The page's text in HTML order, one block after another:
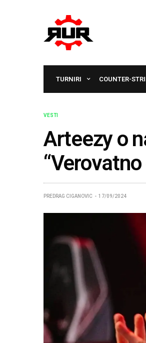
TURNIRI COUNTER-
VESTI
Arteezy o
PREDRAG CIGANOVIC 17/09/2024